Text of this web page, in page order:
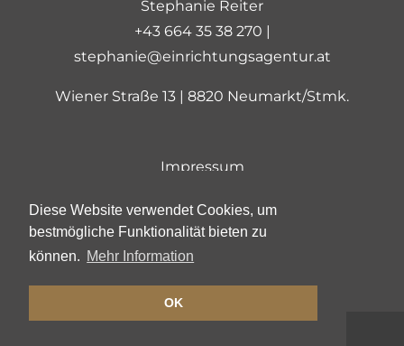
Diese Website verwendet Cookies, um
bestmögliche Funktionalität bieten zu
können. Mehr Information
OK
Stephanie Reiter
+43 664 35 38 270 |
stephanie@einrichtungsagentur.at
Wiener Straße 13 | 8820 Neumarkt/Stmk.
Impressum
AGB